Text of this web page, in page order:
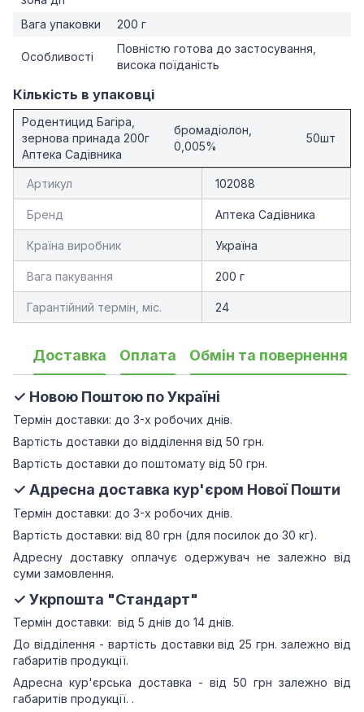
Вага упаковки
200 г
Особливості
Повністю готова до застосування,
висока поїданість
Кількість в упаковці
Родентицид Багіра,
зернова принада 200г
Аптека Садівника
бромадіолон,
0,005%
50шт
Артикул 102088
Бренд Аптека Садівника
Країна виробник Україна
Вага пакування 200 г
Гарантійний термін, міс. 24
Доставка Оплата Обмін та повернення
✓ Новою Поштою по Україні
Термін доставки: до 3-х робочих днів.
Вартість доставки до відділення від 50 грн.
Вартість доставки до поштомату від 50 грн.
✓ Адресна доставка кур'єром Нової Пошти
Термін доставки: до 3-х робочих днів.
Вартість доставки: від 80 грн (для посилок до 30 кг).
Адресну доставку оплачує одержувач не залежно від
суми замовлення.
✓ Укрпошта "Стандарт"
Термін доставки: від 5 днів до 14 днів.
До відділення - вартість доставки від 25 грн.залежно від
габаритів продукції.
Адресна кур'єрська доставка - від 50 грн залежно від
габаритів продукції. .